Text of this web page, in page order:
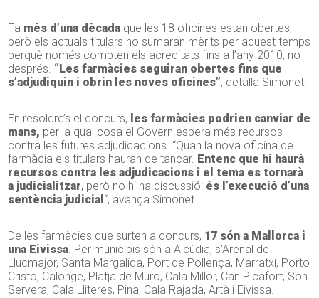
Fa més d’una dècada que les 18 oficines estan obertes,
però els actuals titulars no sumaran mèrits per aquest temps
perquè només compten els acreditats fins a l’any 2010, no
després. “Les farmàcies seguiran obertes fins que
s’adjudiquin i obrin les noves oficines”, detalla Simonet.
En resoldre’s el concurs, les farmàcies podrien canviar de
mans, per la qual cosa el Govern espera més recursos
contra les futures adjudicacions. “Quan la nova oficina de
farmàcia els titulars hauran de tancar. Entenc que hi haurà
recursos contra les adjudicacions i el tema es tornarà
a judicialitzar, però no hi ha discussió: és l’execució d’una
sentència judicial “, avança Simonet.
De les farmàcies que surten a concurs, 17 són a Mallorca i
una Eivissa. Per municipis són a Alcúdia, s’Arenal de
Llucmajor, Santa Margalida, Port de Pollença, Marratxí, Porto
Cristo, Calonge, Platja de Muro, Cala Millor, Can Picafort, Son
Servera, Cala Lliteres, Pina, Cala Rajada, Artà i Eivissa.